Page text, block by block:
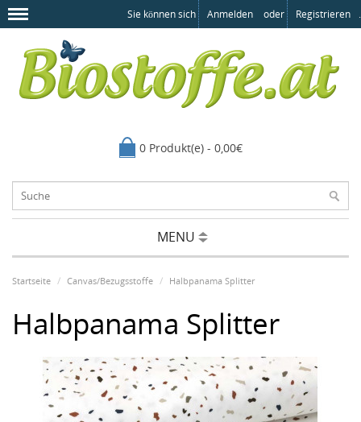
Sie können sich Anmelden oder Registrieren .
0 Produkt(e) - 0,00€
MENU
Startseite Canvas/Bezugsstoffe Halbpanama Splitter
Halbpanama Splitter